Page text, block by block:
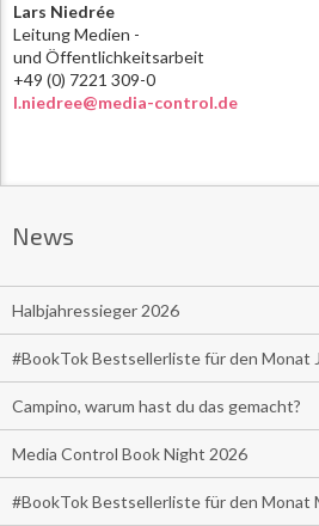
Lars Niedrée
Leitung Medien -
und Öffentlichkeitsarbeit
+49 (0) 7221 309-0
l.niedree@media-control.de
News
Halbjahressieger 2026
#BookTok Bestsellerliste für den Monat
Campino, warum hast du das gemacht?
Media Control Book Night 2026
#BookTok Bestsellerliste für den Monat